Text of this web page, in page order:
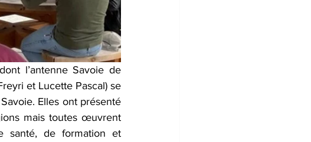
l’antenne Savoie de
et Lucette Pascal) se
Elles ont présenté
mais toutes œuvrent
santé, de formation et